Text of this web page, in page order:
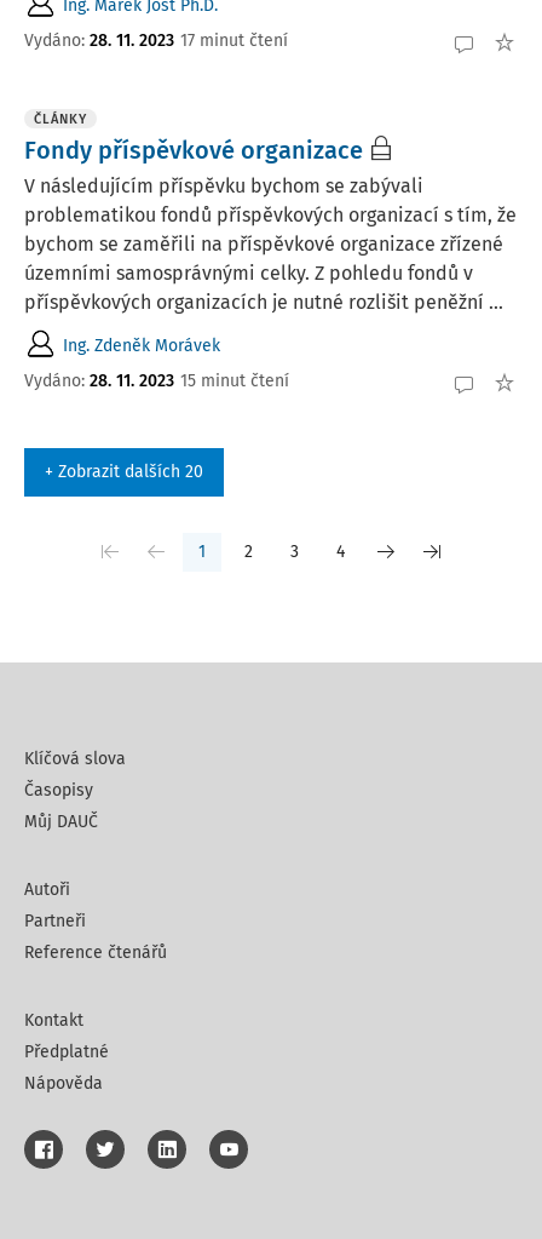
Ing. Marek Jošt Ph.D.
Vydáno: 28. 11. 2023 17 minut čtení
ČLÁNKY
Fondy příspěvkové organizace
V následujícím příspěvku bychom se zabývali
problematikou fondů příspěvkových organizací s tím, že
bychom se zaměřili na příspěvkové organizace zřízené
územními samosprávnými celky. Z pohledu fondů v
příspěvkových organizacích je nutné rozlišit peněžní ...
Ing. Zdeněk Morávek
Vydáno: 28. 11. 2023 15 minut čtení
+ Zobrazit dalších 20
1 2 3 4
Klíčová slova
Časopisy
Můj DAUČ
Autoři
Partneři
Reference čtenářů
Kontakt
Předplatné
Nápověda